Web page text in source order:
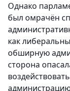
Однако
был омрачён
как
обширную
сторона